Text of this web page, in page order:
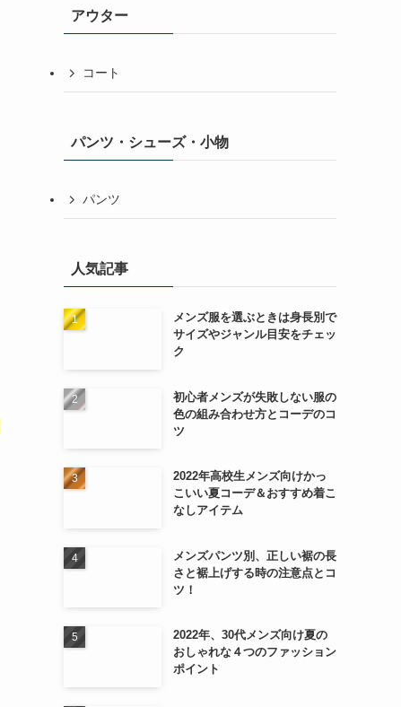
アウター
コート
パンツ・シューズ・小物
パンツ
人気記事
メンズ服を選ぶときは身長別で
サイズやジャンル目安をチェッ
ク
初心者メンズが失敗しない服の
色の組み合わせ方とコーデのコ
ツ
2022年高校生メンズ向けかっ
こいい夏コーデ＆おすすめ着こ
なしアイテム
メンズパンツ別、正しい裾の長
さと裾上げする時の注意点とコ
ツ！
2022年、30代メンズ向け夏の
おしゃれな４つのファッション
ポイント